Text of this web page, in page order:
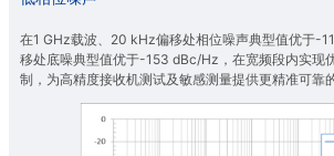
在1 GHz载波、20 kHz偏移处相位噪声典型值优于-
移处底噪典型值优于-153 dBc/Hz，在宽频段内实现
制，为高精度接收机测试及敏感测量提供更精准可靠